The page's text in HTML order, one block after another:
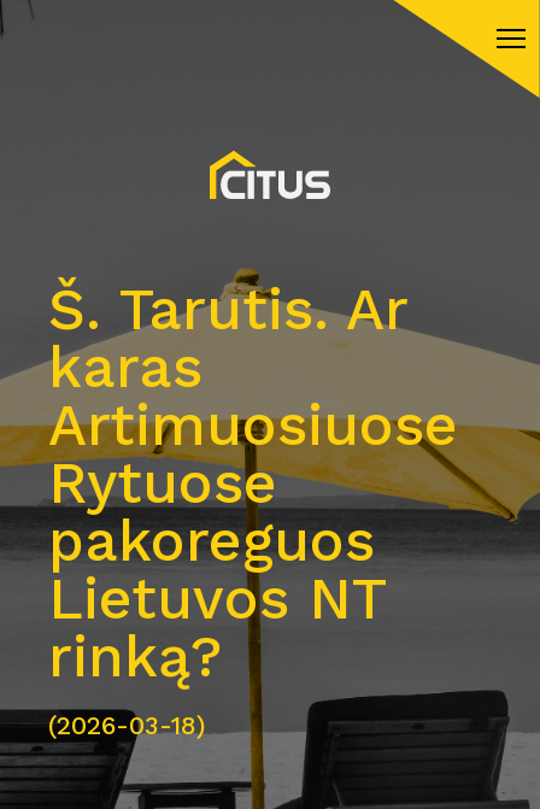
Š. Tarutis. Ar
karas
Artimuosiuose
Rytuose
pakoreguos
Lietuvos NT
rinką?
(2026-03-18)